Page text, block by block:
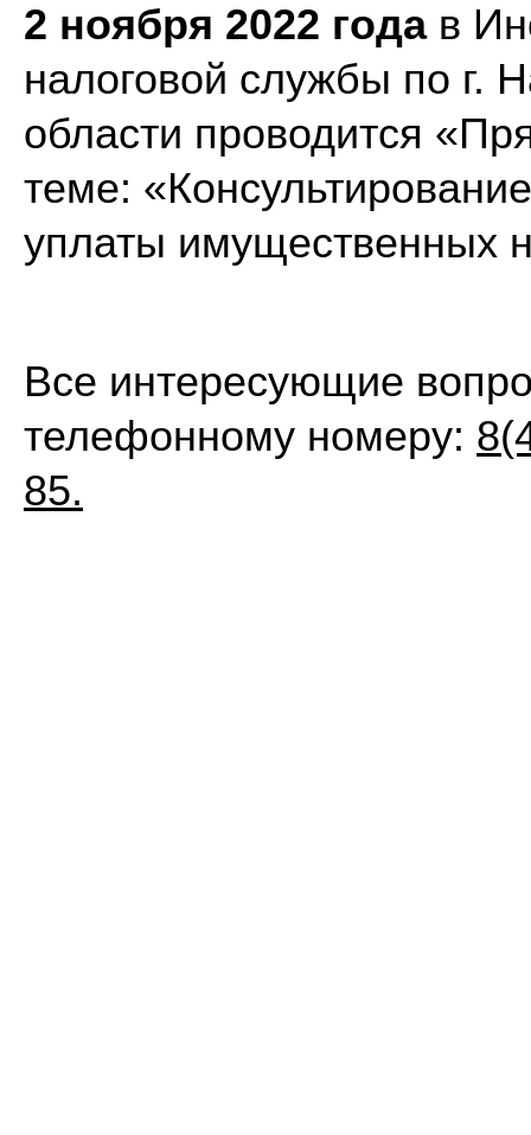
2 ноября 2022 годав
налоговой службы по г.
области проводится
теме:
уплаты имущественных
Все интересующие
телефонному номеру:
85.